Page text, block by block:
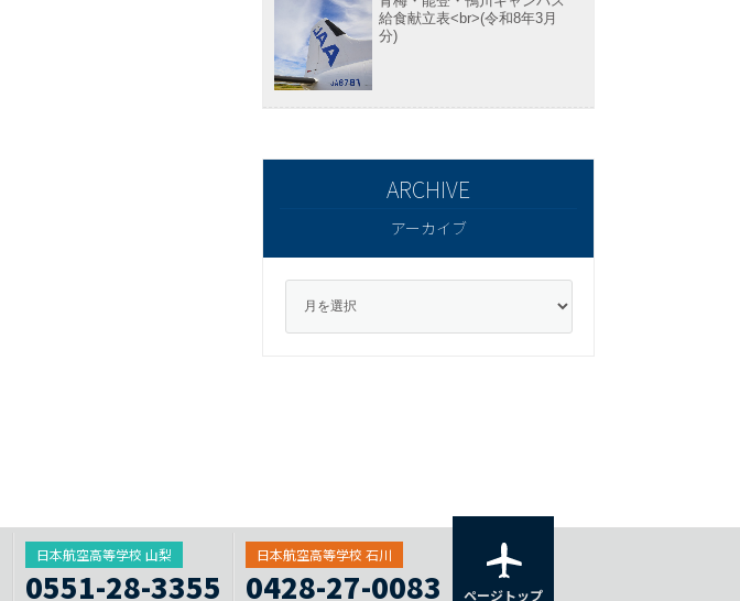
給食献立表<br>(令和8年3月
分)
アーカイブ
日本航空高等学校 山梨
0551-28-3355
日本航空高等学校 石川
0428-27-0083 ページトップ